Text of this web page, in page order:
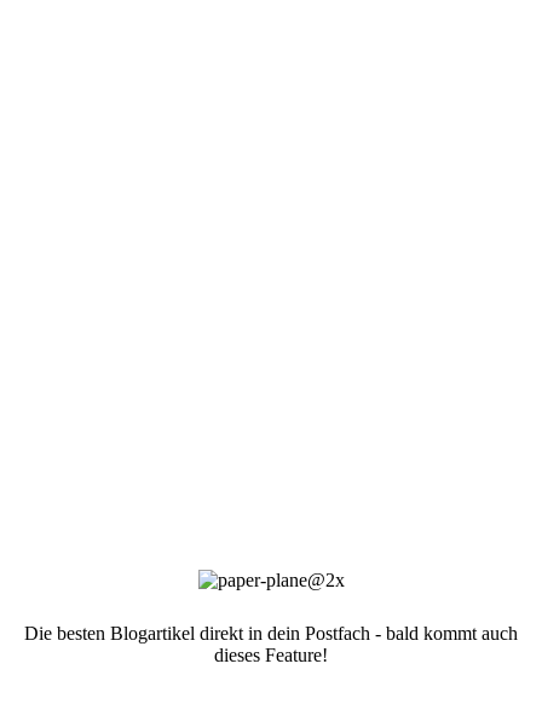
Die besten Blogartikel direkt in dein Postfach - bald kommt auch
dieses Feature!